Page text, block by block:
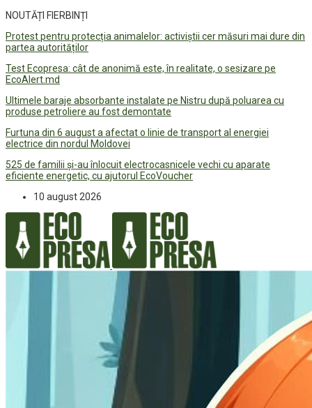
NOUTĂȚI FIERBINȚI
Protest pentru protecția animalelor: activiștii cer măsuri mai dure din
partea autorităților
Test Ecopresa: cât de anonimă este, în realitate, o sesizare pe
EcoAlert.md
Ultimele baraje absorbante instalate pe Nistru după poluarea cu
produse petroliere au fost demontate
Furtuna din 6 august a afectat o linie de transport al energiei
electrice din nordul Moldovei
525 de familii și-au înlocuit electrocasnicele vechi cu aparate
eficiente energetic, cu ajutorul EcoVoucher
10 august 2026